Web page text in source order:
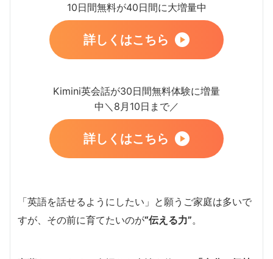
10日間無料が40日間に大増量中
詳しくはこちら
Kimini英会話が30日間無料体験に増量
中＼8月10日まで／
詳しくはこちら
「英語を話せるようにしたい」と願うご家庭は多いで
すが、その前に育てたいのが“伝える力”。